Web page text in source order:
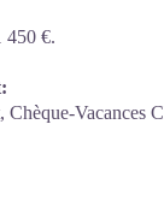
450 €.
Chèque-Vacances